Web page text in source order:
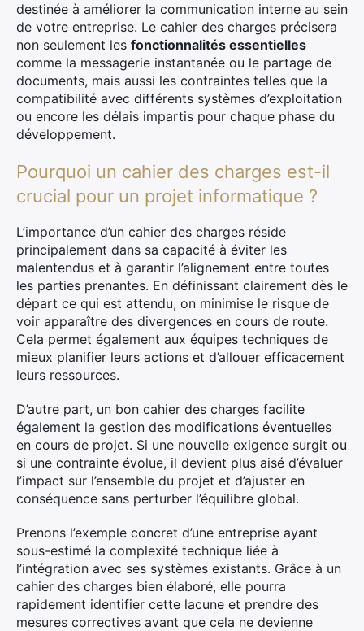
destinée à améliorer la communication interne au sein
de votre entreprise. Le cahier des charges précisera
non seulement les fonctionnalités essentielles
comme la messagerie instantanée ou le partage de
documents, mais aussi les contraintes telles que la
compatibilité avec différents systèmes d’exploitation
ou encore les délais impartis pour chaque phase du
développement.
Pourquoi un cahier des charges est-il
crucial pour un projet informatique ?
L’importance d’un cahier des charges réside
principalement dans sa capacité à éviter les
malentendus et à garantir l’alignement entre toutes
les parties prenantes. En définissant clairement dès le
départ ce qui est attendu, on minimise le risque de
voir apparaître des divergences en cours de route.
Cela permet également aux équipes techniques de
mieux planifier leurs actions et d’allouer efficacement
leurs ressources.
D’autre part, un bon cahier des charges facilite
également la gestion des modifications éventuelles
en cours de projet. Si une nouvelle exigence surgit ou
si une contrainte évolue, il devient plus aisé d’évaluer
l’impact sur l’ensemble du projet et d’ajuster en
conséquence sans perturber l’équilibre global.
Prenons l’exemple concret d’une entreprise ayant
sous-estimé la complexité technique liée à
l’intégration avec ses systèmes existants. Grâce à un
cahier des charges bien élaboré, elle pourra
rapidement identifier cette lacune et prendre des
mesures correctives avant que cela ne devienne